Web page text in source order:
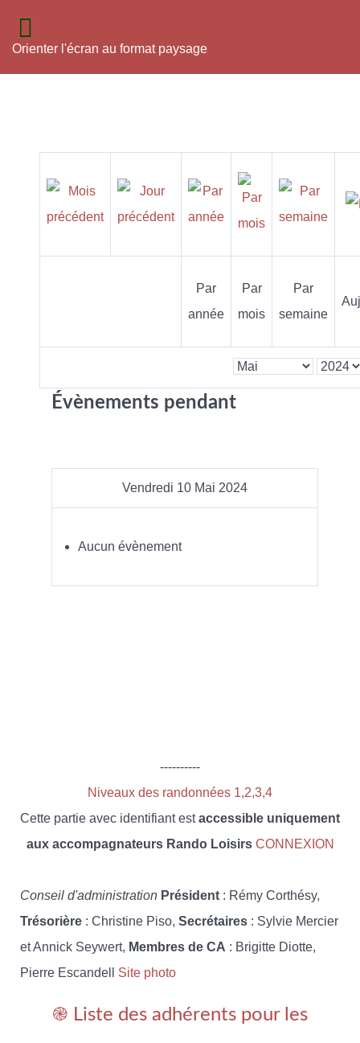
Orienter l'écran au format paysage
Par
année
Par
mois
Par
semaine
Évènements pendant
Vendredi 10 Mai 2024
Aucun évènement
----------
Niveaux des randonnées 1,2,3,4
Cette partie avec identifiant estaccessible uniquement
aux accompagnateurs Rando Loisirs CONNEXION
Conseil d'administration Président : Rémy Corthésy,
Trésorière : Christine Piso, Secrétaires : Sylvie Mercier
et Annick Seywert, Membres de CA : Brigitte Diotte,
Pierre Escandell Site photo
֎ Liste des adhérents pour les